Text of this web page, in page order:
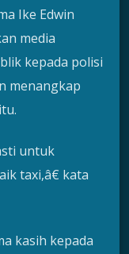
Ike Edwin
media
kepada polisi
menangkap
untuk
taxi,â€ kata
kasih kepada